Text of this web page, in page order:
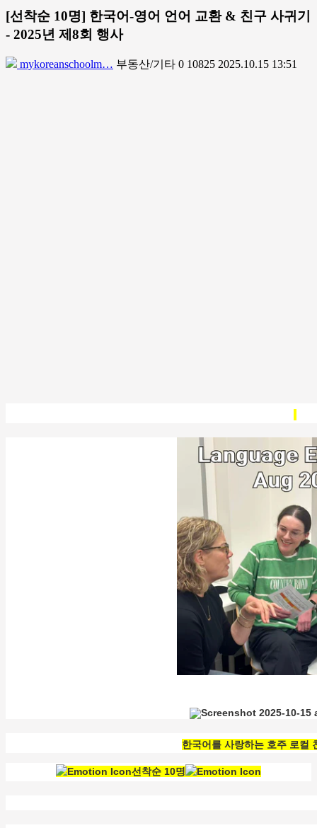
[선착순 10명] 한국어-영어 언어 교환 & 친구 사귀기
- 2025년 제8회 행사
mykoreanschoolm… 부동산/기타 0 10825 2025.10.15 13:51
한국어를 사랑하는 호주 로컬
선착순 10명